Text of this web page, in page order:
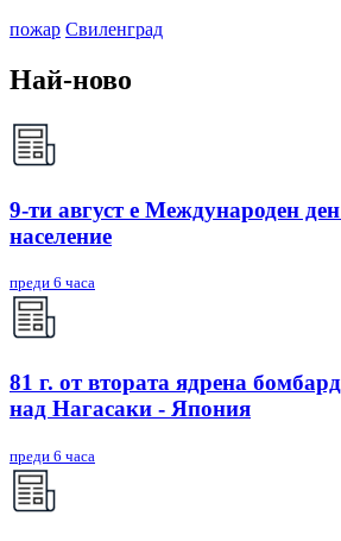
пожар Свиленград
Най-ново
9-ти август е Международен
население
преди 6 часа
81 г. от втората ядрена
над Нагасаки - Япония
преди 6 часа